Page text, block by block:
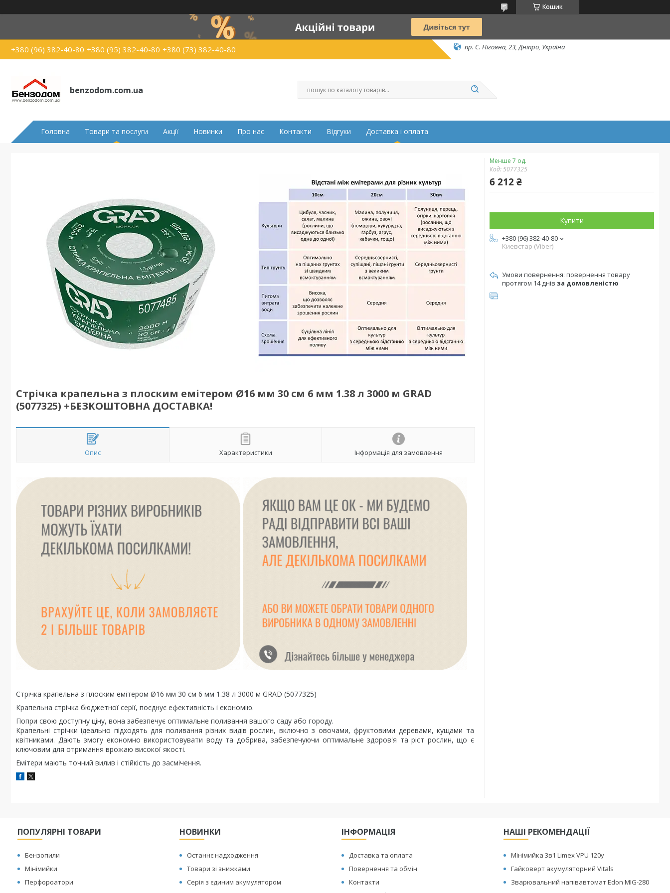
Кошик
+380 (96) 382-40-80 +380 (95) 382-40-80 +380 (73) 382-40-80 пр. С. Нігояна, 23, Дніпро, Україна
benzodom.com.ua
Головна Товари та послуги Акції Новинки Про нас Контакти Відгуки Доставка і оплата
Стрічка крапельна з плоским емітером Ø16 мм 30 см 6 мм 1.38 л 3000 м GRAD
(5077325) +БЕЗКОШТОВНА ДОСТАВКА!
Опис Характеристики Інформація для замовлення
Стрічка крапельна з плоским емітером Ø16 мм 30 см 6 мм 1.38 л 3000 м GRAD (5077325)
Крапельна стрічка бюджетної серії, поєднує ефективність і економію.
Попри свою доступну ціну, вона забезпечує оптимальне поливання вашого саду або городу.
Крапельні стрічки ідеально підходять для поливання різних видів рослин, включно з овочами, фруктовими деревами, кущами та
квітниками. Дають змогу економно використовувати воду та добрива, забезпечуючи оптимальне здоров'я та ріст рослин, що є
ключовим для отримання врожаю високої якості.
Емітери мають точний вилив і стійкість до засмічення.
Менше 7 од.
Код:5077325
6 212 ₴
Купити
+380 (96) 382-40-80
Киевстар (Viber)
повернення товару
протягом 14 днів за домовленістю
ПОПУЛЯРНІ ТОВАРИ
Бензопили
Мінімийки
Перфороатори
НОВИНКИ
Останнє надходження
Товари зі знижками
Серія з єдиним акумулятором
ІНФОРМАЦІЯ
Доставка та оплата
Повернення та обмін
Контакти
НАШІ РЕКОМЕНДАЦІЇ
Мінімийка 3в1 Limex VPU 120y
Гайковерт акумуляторний Vitals
Зварювальний напівавтомат Edon MIG-280